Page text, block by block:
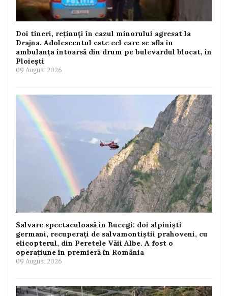
Doi tineri, reținuți în cazul minorului agresat la
Drajna. Adolescentul este cel care se afla în
ambulanța întoarsă din drum pe bulevardul blocat, în
Ploiești
09 August 2026
Salvare spectaculoasă în Bucegi: doi alpiniști
germani, recuperați de salvamontiștii prahoveni, cu
elicopterul, din Peretele Văii Albe. A fost o
operațiune în premieră în România
09 August 2026